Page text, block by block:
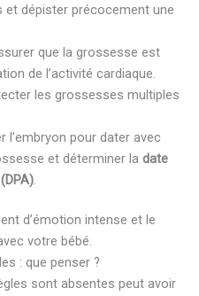
et dépister précocement une
que la grossesse est
de l’activité cardiaque.
les grossesses multiples
l’embryon pour dater avec
et déterminer la date
d’émotion intense et le
votre bébé.
: que penser ?
sont absentes peut avoir